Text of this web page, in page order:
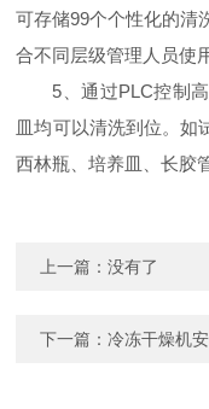
可存储99个个性化的清
合不同层级管理人员使
5、通过PLC控制
皿均可以清洗到位。如
西林瓶、培养皿、长胶
上一篇：没有了
下一篇：冷冻干燥机